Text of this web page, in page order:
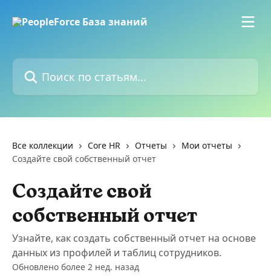
Поиск по статьям...
Все коллекции Core HR Отчеты
Мои отчеты
Создайте свой собственный отчет
Создайте свой
собственный отчет
Узнайте, как создать собственный отчет на основе
данных из профилей и таблиц сотрудников.
Обновлено более 2 нед. назад